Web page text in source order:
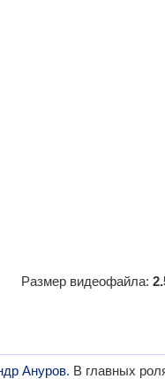
Размер видеофайла:
Ануров. В главных